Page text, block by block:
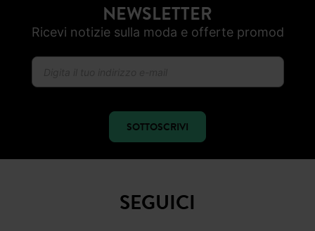
NEWSLETTER
Ricevi notizie sulla moda e offerte promod
SOTTOSCRIVI
SEGUICI